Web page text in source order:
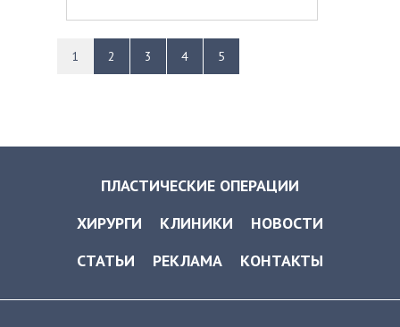
1 2 3 4 5
ПЛАСТИЧЕСКИЕ ОПЕРАЦИИ
ХИРУРГИ
КЛИНИКИ
НОВОСТИ
СТАТЬИ
РЕКЛАМА КОНТАКТЫ